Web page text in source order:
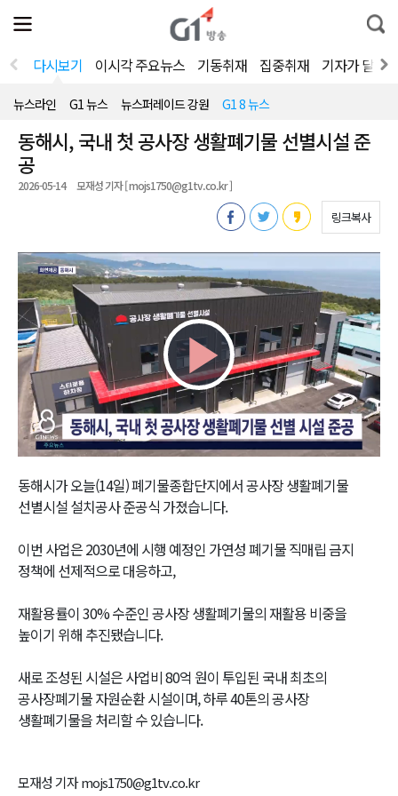
전
체
뉴
열
통
합
색
다시보기 이시각 주요뉴스 기동취재 집중취재 기자가 달려
뉴스라인 G1 뉴스 뉴스퍼레이드 강원 G1 8 뉴스
동해시, 국내 첫 공사장 생활폐기물 선별시설 준
공
2026-05-14 모재성 기자 [ mojs1750@g1tv.co.kr ]
링크복사
Play
Video
동해시가 오늘(14일) 폐기물종합단지에서 공사장 생활폐기물
선별시설 설치공사 준공식 가졌습니다.
이번 사업은 2030년에 시행 예정인 가연성 폐기물 직매립 금지
정책에 선제적으로 대응하고,
재활용률이 30% 수준인 공사장 생활폐기물의 재활용 비중을
높이기 위해 추진됐습니다.
새로 조성된 시설은 사업비 80억 원이 투입된 국내 최초의
공사장폐기물 자원순환 시설이며, 하루 40톤의 공사장
생활폐기물을 처리할 수 있습니다.
모재성 기자 mojs1750@g1tv.co.kr